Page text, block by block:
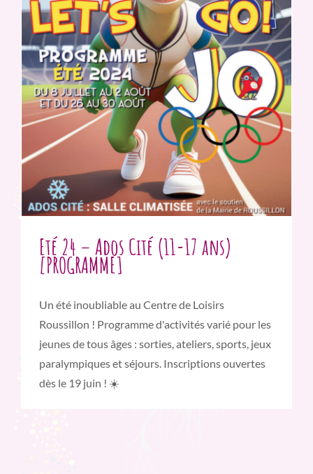
Eté 24 – Ados Cité (11-17 ans)
[PROGRAMME]
Un été inoubliable au Centre de Loisirs
Roussillon ! Programme d'activités varié pour les
jeunes de tous âges : sorties, ateliers, sports, jeux
paralympiques et séjours. Inscriptions ouvertes
dès le 19 juin ! ☀️